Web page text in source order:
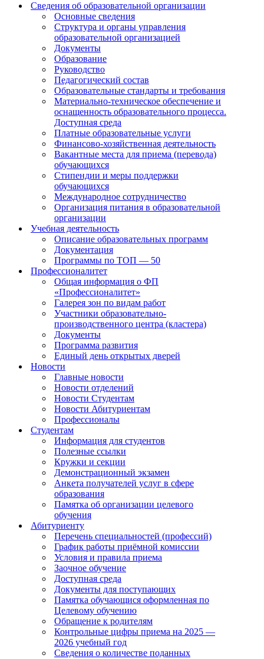
Сведения об образовательной организации
Основные сведения
Структура и органы управления
образовательной организацией
Документы
Образование
Руководство
Педагогический состав
Образовательные стандарты и требования
Материально-техническое обеспечение и
оснащенность образовательного процесса.
Доступная среда
Платные образовательные услуги
Финансово-хозяйственная деятельность
Вакантные места для приема (перевода)
обучающихся
Стипендии и меры поддержки
обучающихся
Международное сотрудничество
Организация питания в образовательной
организации
Учебная деятельность
Описание образовательных программ
Документация
Программы по ТОП — 50
Профессионалитет
Общая информация о ФП
«Профессионалитет»
Галерея зон по видам работ
Участники образовательно-
производственного центра (кластера)
Документы
Программа развития
Единый день открытых дверей
Новости
Главные новости
Новости отделений
Новости Студентам
Новости Абитуриентам
Профессионалы
Студентам
Информация для студентов
Полезные ссылки
Кружки и секции
Демонстрационный экзамен
Анкета получателей услуг в сфере
образования
Памятка об организации целевого
обучения
Абитуриенту
Перечень специальностей (профессий)
График работы приёмной комиссии
Условия и правила приема
Заочное обучение
Доступная среда
Документы для поступающих
Памятка обучающися оформленная по
Целевому обучению
Обращение к родителям
Контрольные цифры приема на 2025 —
2026 учебный год
Сведения о количестве поданных